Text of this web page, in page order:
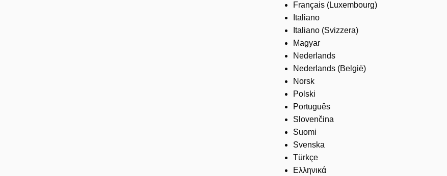
Français (Luxembourg)
Italiano
Italiano (Svizzera)
Magyar
Nederlands
Nederlands (België)
Norsk
Polski
Português
Slovenčina
Suomi
Svenska
Türkçe
Ελληνικά